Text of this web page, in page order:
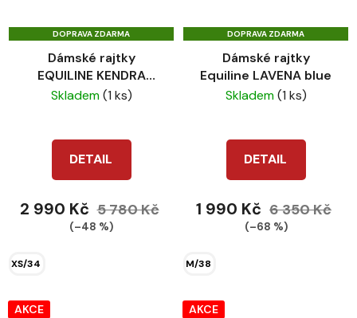
DOPRAVA ZDARMA
Dámské rajtky
EQUILINE KENDRA
violet
Skladem(1 ks)
DETAIL
2 990 Kč 5 780 Kč
(–48 %)
XS/34
DOPRAVA ZDARMA
Dámské rajtky
Equiline LAVENA blue
Skladem(1 ks)
DETAIL
1 990 Kč 6 350 Kč
(–68 %)
M/38
AKCE AKCE